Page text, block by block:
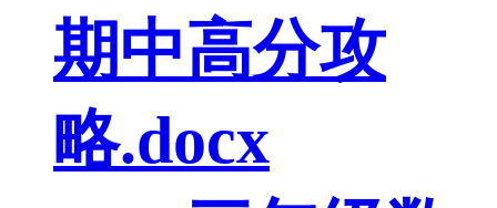
期中高分攻
略.docx